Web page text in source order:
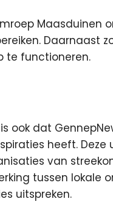
Maasduinen
Daarnaast
te functioneren.
ook dat
heeft. Deze
van
tussen lokale
uitspreken.